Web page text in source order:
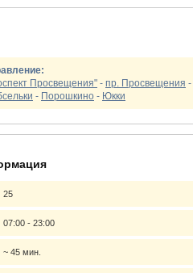
Просвещения" - пр. Просвещения -
- Порошкино - Юкки
25
07:00 - 23:00
~ 45 мин.